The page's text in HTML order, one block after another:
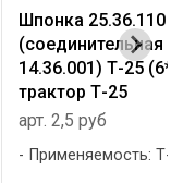
поводок 25.21.116
арт. 20 рублей
поводок ...